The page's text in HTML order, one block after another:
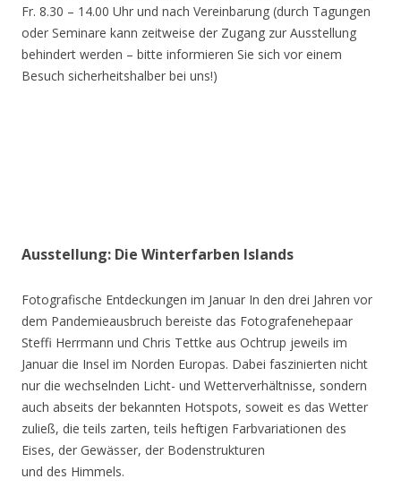
Fr. 8.30 – 14.00 Uhr und nach Vereinbarung (durch Tagungen
oder Seminare kann zeitweise der Zugang zur Ausstellung
behindert werden – bitte informieren Sie sich vor einem
Besuch sicherheitshalber bei uns!)
Ausstellung: Die Winterfarben Islands
Fotografische Entdeckungen im Januar In den drei Jahren vor
dem Pandemieausbruch bereiste das Fotografenehepaar
Steffi Herrmann und Chris Tettke aus Ochtrup jeweils im
Januar die Insel im Norden Europas. Dabei faszinierten nicht
nur die wechselnden Licht- und Wetterverhältnisse, sondern
auch abseits der bekannten Hotspots, soweit es das Wetter
zuließ, die teils zarten, teils heftigen Farbvariationen des
Eises, der Gewässer, der Bodenstrukturen
und des Himmels.